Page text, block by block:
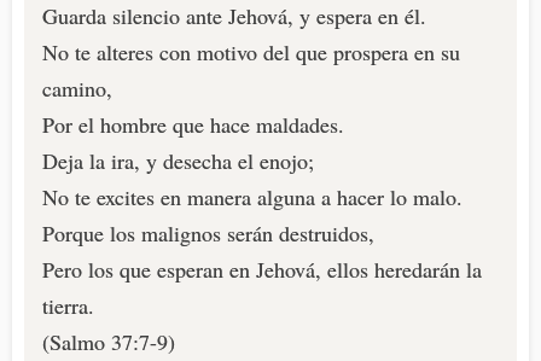
Guarda silencio ante Jehová, y espera en él.
No te alteres con motivo del que prospera en su
camino,
Por el hombre que hace maldades.
Deja la ira, y desecha el enojo;
No te excites en manera alguna a hacer lo malo.
Porque los malignos serán destruidos,
Pero los que esperan en Jehová, ellos heredarán la
tierra.
(Salmo 37:7-9)